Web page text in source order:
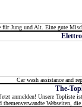
für Jung und Alt. Eine gute
Car wash assistance and
The-
anmelden! Unsere Topliste
themenverwandte Webseiten,